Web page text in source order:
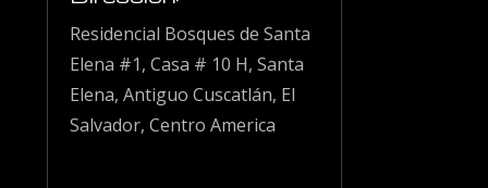
Residencial Bosques de Santa
Elena #1, Casa # 10 H, Santa
Elena, Antiguo Cuscatlán, El
Salvador, Centro America